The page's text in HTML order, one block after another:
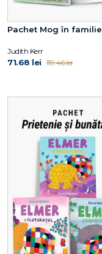
Pachet Mog în familie
Judith Kerr
71.68 lei 119.46 lei